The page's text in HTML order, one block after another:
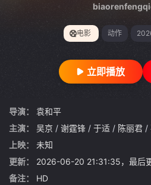
电影 动作
立即播放
导演：
袁和平
主演：
吴京 / 谢霆锋 / 于适 / 陈丽君 /
上映：
未知
更新：
2026-06-20 21:31:35，最后
备注：
HD